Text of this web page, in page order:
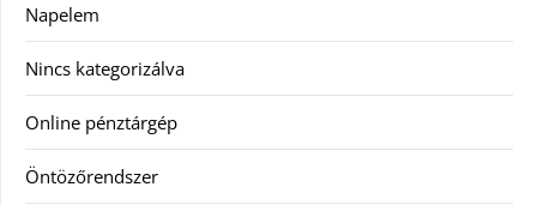
Napelem
Nincs kategorizálva
Online pénztárgép
Öntözőrendszer